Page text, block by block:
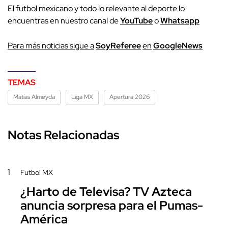
El futbol mexicano y todo lo relevante al deporte lo
encuentras en nuestro canal deYouTubeoWhatsapp
Para más noticias sigue aSoyRefereeenGoogleNews
TEMAS
Matías Almeyda Liga MX Apertura 2026
Notas Relacionadas
1 Futbol MX
¿Harto de Televisa? TV Azteca
anuncia sorpresa para el Pumas-
América